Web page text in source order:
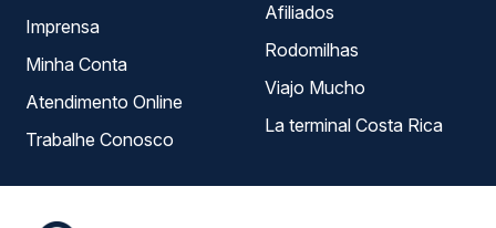
Imprensa
Minha Conta
Atendimento Online
Trabalhe Conosco
Afiliados
Rodomilhas
Viajo Mucho
La terminal Costa Rica